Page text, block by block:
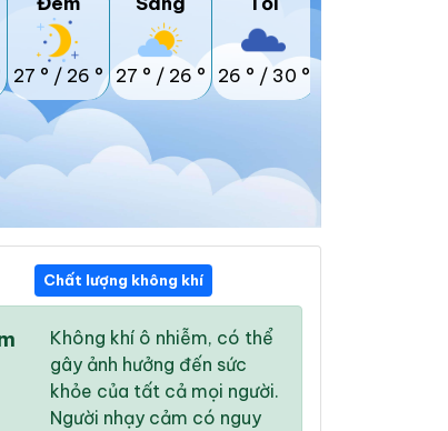
27 ° / 26 ° 27 ° / 26 ° 26 ° / 30 °
/
34 °
/41 °
Chất lượng không khí
Không khí ô nhiễm, có thể
gây ảnh hưởng đến sức
khỏe của tất cả mọi người.
Người nhạy cảm có nguy